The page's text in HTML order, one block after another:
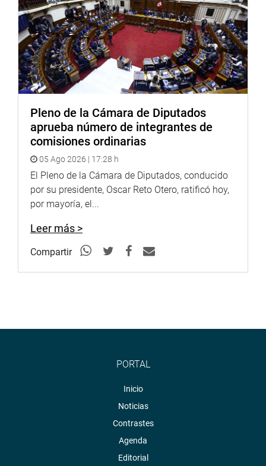
Pleno de la Cámara de Diputados
aprueba número de integrantes de
comisiones ordinarias
05 Ago 2026 | 17:28 h
El Pleno de la Cámara de Diputados, conducido
por su presidente, Oscar Reto Otero, ratificó hoy,
por mayoría, el...
Leer más >
Compartir
PORTAL
Inicio
Noticias
Contrastes
Agenda
Editorial